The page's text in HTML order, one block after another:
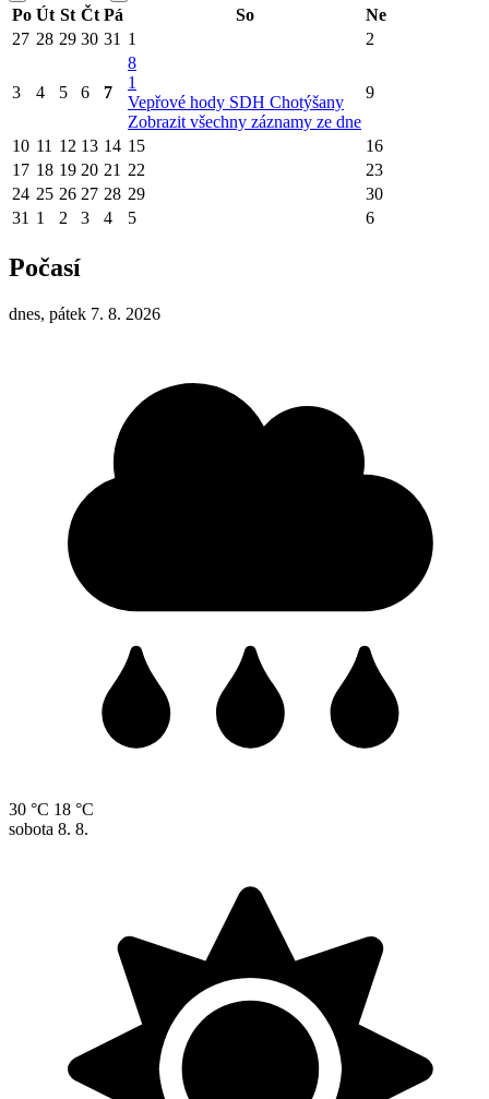
Po Út St Čt Pá So
Ne
27 28 29 30 31 1 2
3 4 5 6 7
8
1
Vepřové hody SDH Chotýšany
Zobrazit všechny záznamy ze dne
9
10 11 12 13 14 15
16
17 18 19 20 21 22
23
24 25 26 27 28 29
30
31 1 2 3 4 5 6
Počasí
dnes, pátek 7. 8. 2026
30 °C 18 °C
sobota 8. 8.